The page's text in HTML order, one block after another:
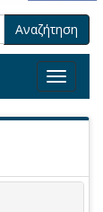
Αναζήτηση
Toggle